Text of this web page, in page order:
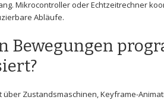
Mikrocontroller oder Echtzeitrechner
Abläufe.
Bewegungen
über Zustandsmaschinen, ​Keyframe-